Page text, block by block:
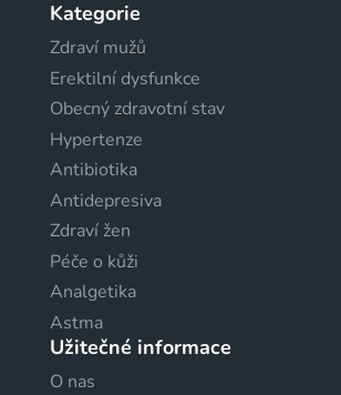
Kategorie
Zdraví mužů
Erektilní dysfunkce
Obecný zdravotní stav
Hypertenze
Antibiotika
Antidepresiva
Zdraví žen
Péče o kůži
Analgetika
Astma
Užitečné informace
O nas